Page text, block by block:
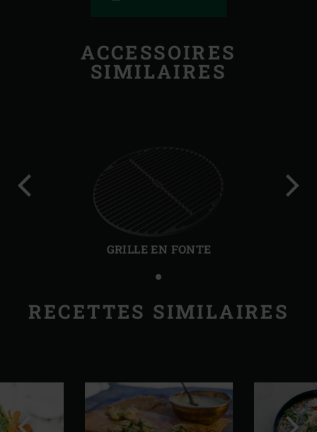
ACCESSOIRES
SIMILAIRES
GRILLE EN FONTE
RECETTES SIMILAIRES